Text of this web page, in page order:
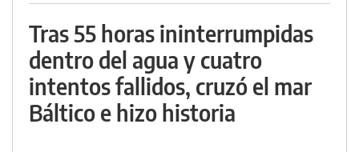
Tras 55 horas ininterrumpidas
dentro del agua y cuatro
intentos fallidos, cruzó el mar
Báltico e hizo historia